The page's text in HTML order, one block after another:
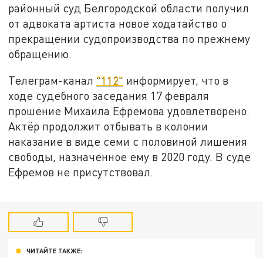
районный суд Белгородской области получил
от адвоката артиста новое ходатайство о
прекращении судопроизводства по прежнему
обращению.
Телеграм-канал "112" информирует, что в
ходе судебного заседания 17 февраля
прошение Михаила Ефремова удовлетворено.
Актёр продолжит отбывать в колонии
наказание в виде семи с половиной лишения
свободы, назначенное ему в 2020 году. В суде
Ефремов не присутствовал.
ЧИТАЙТЕ ТАКЖЕ: